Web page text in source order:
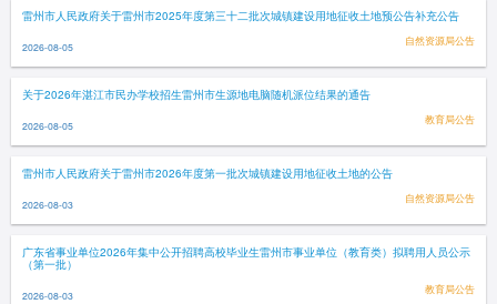
雷州市人民政府关于雷州市2025年度第三十二批次城镇建设用地征收土地预公告补充公告
2026-08-05 自然资源局公告
关于2026年湛江市民办学校招生雷州市生源地电脑随机派位结果的通告
2026-08-05 教育局公告
雷州市人民政府关于雷州市2026年度第一批次城镇建设用地征收土地的公告
2026-08-03 自然资源局公告
广东省事业单位2026年集中公开招聘高校毕业生雷州市事业单位（教育类）拟聘用人员公示
（第一批）
2026-08-03 教育局公告